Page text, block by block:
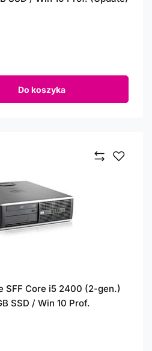
Do koszyka
SFF Core i5 2400 (2-gen.)
SSD / Win 10 Prof.